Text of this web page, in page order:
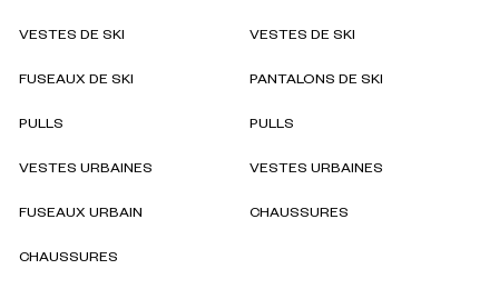
VESTES DE SKI
FUSEAUX DE SKI
PULLS
VESTES URBAINES
FUSEAUX URBAIN
CHAUSSURES
VESTES DE SKI
PANTALONS DE SKI
PULLS
VESTES URBAINES
CHAUSSURES